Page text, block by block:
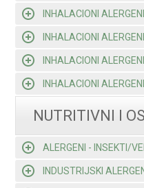
INHALACIONI
INHALACIONI
INHALACIONI
INHALACIONI
NUTRITIVNI I
ALERGENI - INSEKTI/
INDUSTRIJSKI